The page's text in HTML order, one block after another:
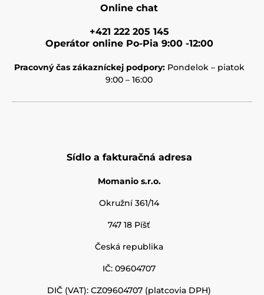
Online chat
+421 222 205 145
Operátor online Po-Pia 9:00 -12:00
Pracovný čas zákazníckej podpory:Pondelok – piatok
9:00 – 16:00
Sídlo a fakturačná adresa
Momanio s.r.o.
Okružní 361/14
747 18 Píšť
Česká republika
IČ: 09604707
DIČ (VAT): CZ09604707 (platcovia DPH)